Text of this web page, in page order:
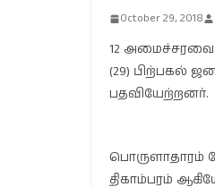
October 29, 2018
12
(29) பிற்பகல்
பதவியேற்றனர்.
பொருளாதாரம்
திகாம்பரம்